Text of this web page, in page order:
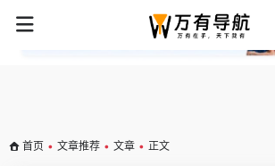
首页 • 文章推荐 • 文章 • 正文